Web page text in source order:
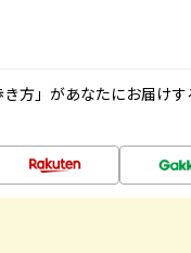
方」があなたにお届け